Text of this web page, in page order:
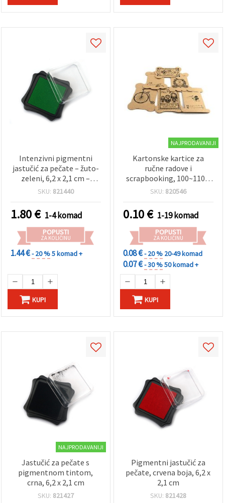
Intenzivni pigmentni
jastučić za pečate – žuto-
zeleni, 6,2 x 2,1 cm –
Savršen za pečatiranje,
uradi-sam projekte
SKU: 821440
1.80€ 1-4 komad
POPUSTI
ZA KOLIČINU
1.44 €- 20 %5 komad +
KUPI
NAJPRODAVANIJI
Kartonske kartice za
ručne radove i
scrapbooking, 100~110 x
75~80 x 1 mm, miješani
SKU: 820546
0.10€ 1-19 komad
POPUSTI
ZA KOLIČINU
0.08 €- 20 % 20-49 komad
0.07 €- 30 %50 komad +
KUPI
NAJPRODAVANIJI
Jastučić za pečate s
pigmentnom tintom,
crna, 6,2 x 2,1 cm
SKU: 821427
Pigmentni jastučić za
pečate, crvena boja, 6,2 x
2,1 cm
SKU: 821428